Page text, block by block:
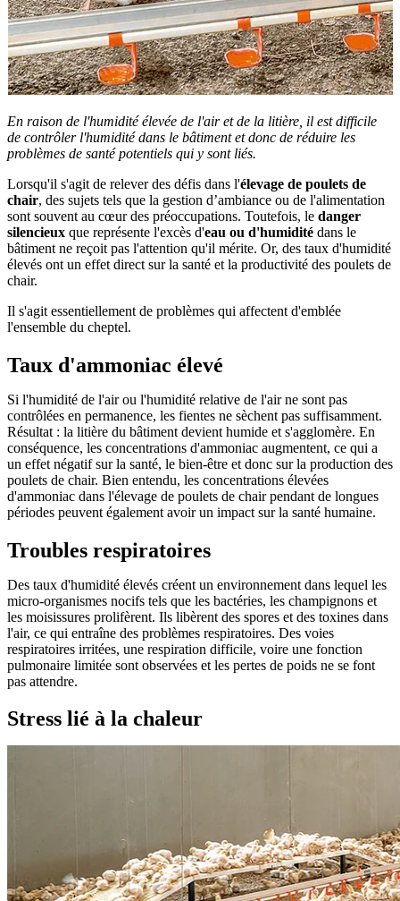
En raison de l'humidité élevée de l'air et de la litière, il est difficile
de contrôler l'humidité dans le bâtiment et donc de réduire les
problèmes de santé potentiels qui y sont liés.
Lorsqu'il s'agit de relever des défis dans l'élevage de poulets de
chair, des sujets tels que la gestion d’ambiance ou de l'alimentation
sont souvent au cœur des préoccupations. Toutefois, le danger
silencieux que représente l'excès d'eau ou d'humidité dans le
bâtiment ne reçoit pas l'attention qu'il mérite. Or, des taux d'humidité
élevés ont un effet direct sur la santé et la productivité des poulets de
chair.
Il s'agit essentiellement de problèmes qui affectent d'emblée
l'ensemble du cheptel.
Taux d'ammoniac élevé
Si l'humidité de l'air ou l'humidité relative de l'air ne sont pas
contrôlées en permanence, les fientes ne sèchent pas suffisamment.
Résultat : la litière du bâtiment devient humide et s'agglomère. En
conséquence, les concentrations d'ammoniac augmentent, ce qui a
un effet négatif sur la santé, le bien-être et donc sur la production des
poulets de chair. Bien entendu, les concentrations élevées
d'ammoniac dans l'élevage de poulets de chair pendant de longues
périodes peuvent également avoir un impact sur la santé humaine.
Troubles respiratoires
Des taux d'humidité élevés créent un environnement dans lequel les
micro-organismes nocifs tels que les bactéries, les champignons et
les moisissures prolifèrent. Ils libèrent des spores et des toxines dans
l'air, ce qui entraîne des problèmes respiratoires. Des voies
respiratoires irritées, une respiration difficile, voire une fonction
pulmonaire limitée sont observées et les pertes de poids ne se font
pas attendre.
Stress lié à la chaleur